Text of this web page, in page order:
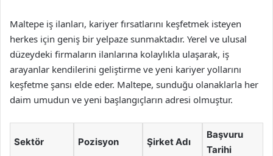
Maltepe iş ilanları, kariyer fırsatlarını keşfetmek isteyen
herkes için geniş bir yelpaze sunmaktadır. Yerel ve ulusal
düzeydeki firmaların ilanlarına kolaylıkla ulaşarak, iş
arayanlar kendilerini geliştirme ve yeni kariyer yollarını
keşfetme şansı elde eder. Maltepe, sunduğu olanaklarla her
daim umudun ve yeni başlangıçların adresi olmuştur.
Sektör Pozisyon Şirket Adı
Başvuru
Tarihi